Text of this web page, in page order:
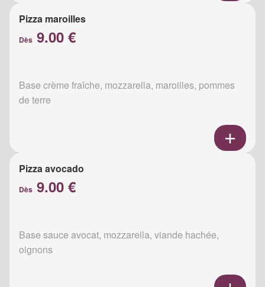
Pizza maroilles
Dès 9.00 €
Base crème fraîche, mozzarella, maroilles, pommes
de terre
Pizza avocado
Dès 9.00 €
Base sauce avocat, mozzarella, viande hachée,
oignons